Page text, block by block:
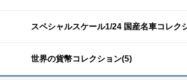
スペシャルスケール1/24 国産名車コレク
世界の貨幣コレクション(5)